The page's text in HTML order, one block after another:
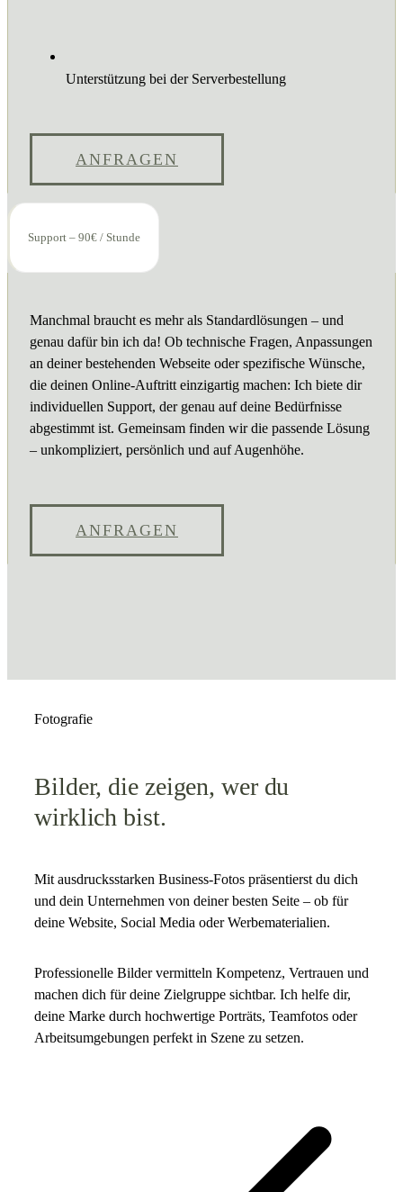
Unterstützung bei der Serverbestellung
ANFRAGEN
Support – 90€ / Stunde
Manchmal braucht es mehr als Standardlösungen – und
genau dafür bin ich da! Ob technische Fragen, Anpassungen
an deiner bestehenden Webseite oder spezifische Wünsche,
die deinen Online-Auftritt einzigartig machen: Ich biete dir
individuellen Support, der genau auf deine Bedürfnisse
abgestimmt ist. Gemeinsam finden wir die passende Lösung
– unkompliziert, persönlich und auf Augenhöhe.
ANFRAGEN
Fotografie
Bilder, die zeigen, wer du
wirklich bist.
Mit ausdrucksstarken Business-Fotos präsentierst du dich
und dein Unternehmen von deiner besten Seite – ob für
deine Website, Social Media oder Werbematerialien.
Professionelle Bilder vermitteln Kompetenz, Vertrauen und
machen dich für deine Zielgruppe sichtbar. Ich helfe dir,
deine Marke durch hochwertige Porträts, Teamfotos oder
Arbeitsumgebungen perfekt in Szene zu setzen.